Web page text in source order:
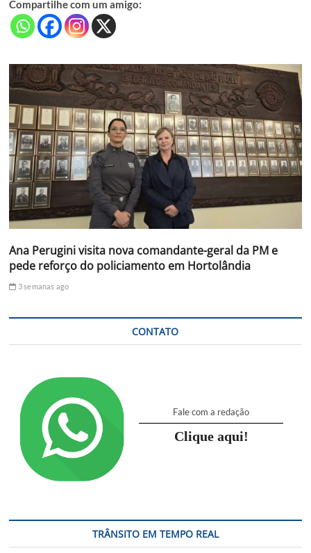
Compartilhe com um amigo:
Ana Perugini visita nova comandante-geral da PM e
pede reforço do policiamento em Hortolândia
3 semanas ago
CONTATO
Fale com a redação
Clique aqui!
TRÂNSITO EM TEMPO REAL